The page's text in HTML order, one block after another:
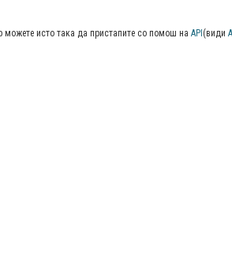
можете исто така да пристапите со помош на API (види